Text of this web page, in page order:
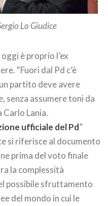
Lo Giudice
oggi è proprio l’ex
“Fuori dal Pd c’è
partito deve avere
senza assumere toni da
Carlo Lania.
ufficiale del Pd”
si riferisce al documento
prima del voto finale
la complessità
possibile sfruttamento
del mondo in cui le